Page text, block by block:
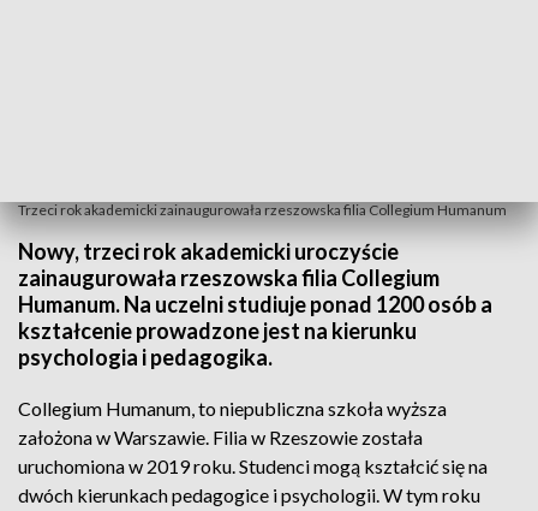
Trzeci rok akademicki zainaugurowała rzeszowska filia Collegium Humanum
Nowy, trzeci rok akademicki uroczyście
zainaugurowała rzeszowska filia Collegium
Humanum. Na uczelni studiuje ponad 1200 osób a
kształcenie prowadzone jest na kierunku
psychologia i pedagogika.
Collegium Humanum, to niepubliczna szkoła wyższa
założona w Warszawie. Filia w Rzeszowie została
uruchomiona w 2019 roku. Studenci mogą kształcić się na
dwóch kierunkach pedagogice i psychologii. W tym roku